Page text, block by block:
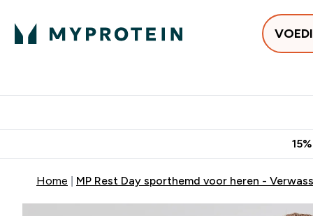
Home MP Rest Day sporthemd voor heren -